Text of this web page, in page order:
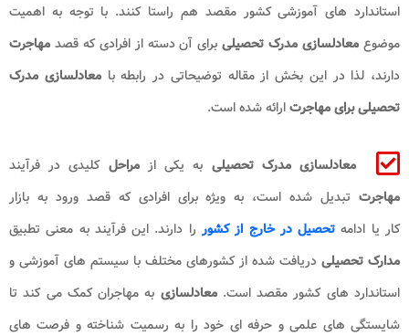
استاندارد های آموزشی کشور مقصد هم‌ راستا کنند. با توجه به اهمیت
موضوع معادلسازی مدرک تحصیلیبرای آن دسته از افرادی که قصد مهاجرت
دارند، لذا در این بخش از مقاله توضیحاتی در رابطه با معادلسازی مدرک
تحصیلی برای مهاجرتارائه شده است.
معادلسازی مدرک تحصیلی به یکی ازمراحلکلیدی در فرآیند
مهاجرت تبدیل شده است، به ویژه برای افرادی که قصد ورود به بازار
کار یا ادامه تحصیل در خارج از کشوررا دارند. این فرآیند به معنی تطبیق
مدارک تحصیلی دریافت ‌شده از کشورهای مختلف با سیستم ‌های آموزشی و
استاندارد های کشور مقصد است.معادلسازی به مهاجران کمک می ‌کند تا
شایستگی‌ های علمی و حرفه ‌ای خود را به رسمیت شناخته و فرصت‌ های